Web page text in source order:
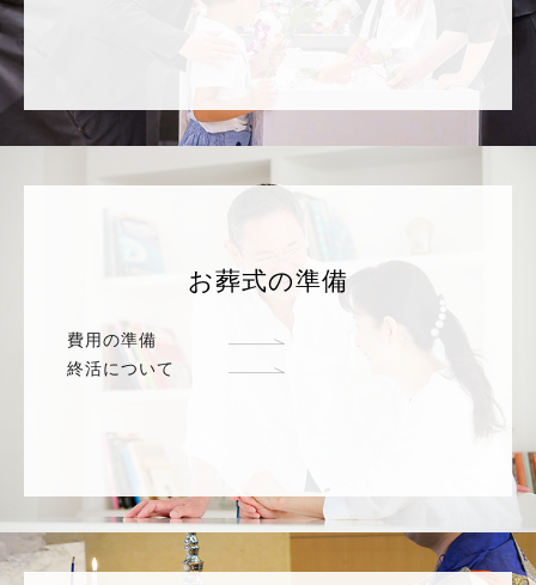
お葬式の準備
費用の準備
終活について